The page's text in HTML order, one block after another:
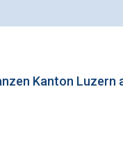
Kanton Luzern